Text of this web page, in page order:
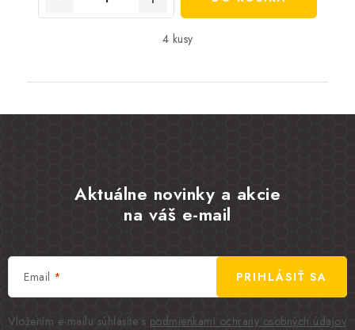
4 kusy
Aktuálne novinky a akcie
na váš e-mail
Email
Vložením e-mailu súhlasíte s podmienkami ochrany osobných údajov
PRIHLÁSIŤ SA